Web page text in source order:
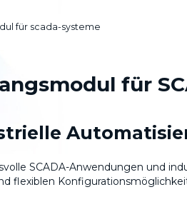
für scada-systeme
für
SCADA-Anwendungen und
flexiblen